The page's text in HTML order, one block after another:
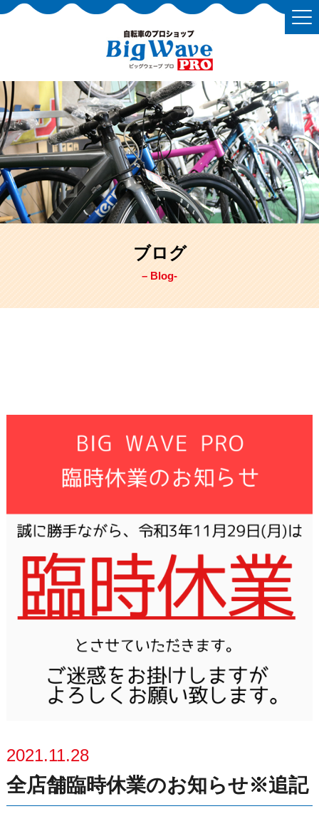
ブログ
– Blog-
2021.11.28
全店舗臨時休業のお知らせ※追記